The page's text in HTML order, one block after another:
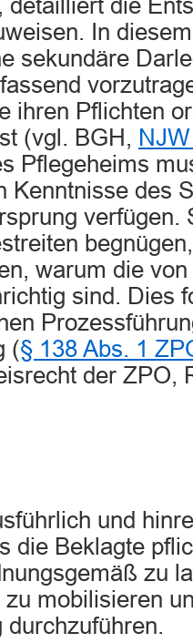
detailliert die
In
sekundäre
ihren Pflichten
(vgl. BGH,
Pflegeheims
Kenntnisse des
verfügen.
warum die
sind. Dies
(§ 138 Abs. 1
der ZPO,
und
die Beklagte
zu
zu mobilisieren
durchzuführen.